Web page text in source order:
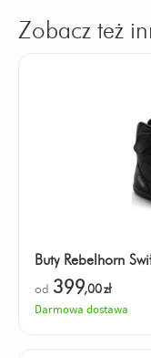
Zobacz też
Buty Rebelhorn
od 399,00zł
Darmowa dostawa